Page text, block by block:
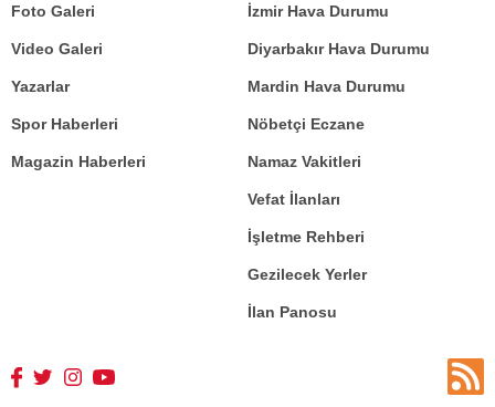
Foto Galeri
Video Galeri
Yazarlar
İzmir Hava Durumu
Diyarbakır Hava Durumu
Mardin Hava Durumu
Spor Haberleri
Magazin Haberleri
Nöbetçi Eczane
Namaz Vakitleri
Vefat İlanları
İşletme Rehberi
Gezilecek Yerler
İlan Panosu